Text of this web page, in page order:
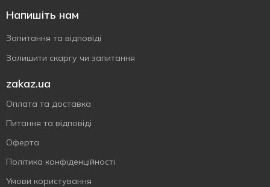
Напишіть нам
Запитання та відповіді
Залишити скаргу чи запитання
zakaz.ua
Оплата та доставка
Питання та відповіді
Оферта
Політика конфіденційності
Умови користування